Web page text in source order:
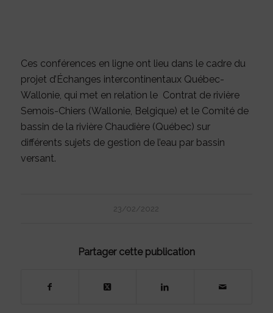
Ces conférences en ligne ont lieu dans le cadre du
projet d’Échanges intercontinentaux Québec-
Wallonie, qui met en relation le Contrat de rivière
Semois-Chiers (Wallonie, Belgique) et le Comité de
bassin de la rivière Chaudière (Québec) sur
différents sujets de gestion de l’eau par bassin
versant.
23/02/2022
Partager cette publication